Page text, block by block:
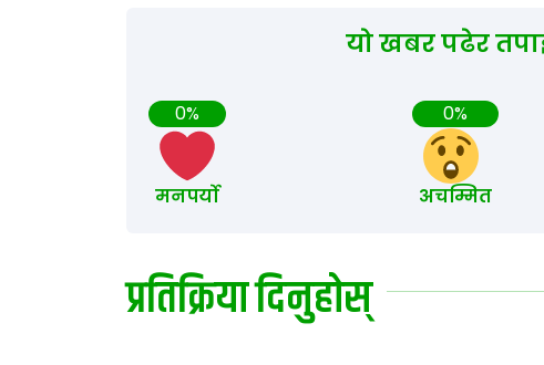
यो खबर पढेर
0%
मनपर्यो
0%
अचम्मित
प्रतिक्रिया दिनुहोस्